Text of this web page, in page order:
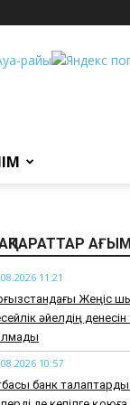
11:21
Жеңіс
әйелдің
10:57
банк талаптарды